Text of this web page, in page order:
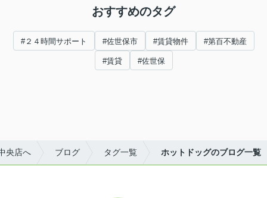
おすすめのタグ
#２４時間サポート #佐世保市 #賃貸物件 #第百不動産
#賃貸 #佐世保
央店へ ブログ タグ一覧 ホットドッグのブログ一覧